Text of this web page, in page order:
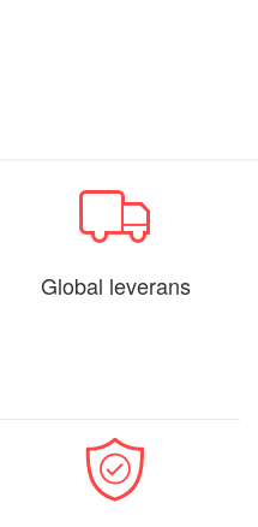
Global leverans